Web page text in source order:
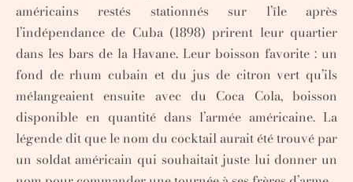
américains restés stationnés sur l’île après
l’indépendance de Cuba (1898) prirent leur quartier
dans les bars de la Havane. Leur boisson favorite : un
fond de rhum cubain et du jus de citron vert qu’ils
mélangeaient ensuite avec du Coca Cola, boisson
disponible en quantité dans l’armée américaine. La
légende dit que le nom du cocktail aurait été trouvé par
un soldat américain qui souhaitait juste lui donner un